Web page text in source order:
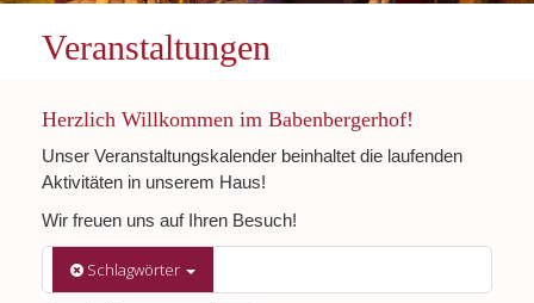
Veranstaltungen
Herzlich Willkommen im Babenbergerhof!
Unser Veranstaltungskalender beinhaltet die laufenden
Aktivitäten in unserem Haus!
Wir freuen uns auf Ihren Besuch!
Schlagwörter